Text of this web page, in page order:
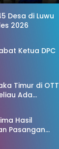
Desa di Luwu
2026
Ketua DPC
Timur di OTT
Ada
Hasil
Pasangan